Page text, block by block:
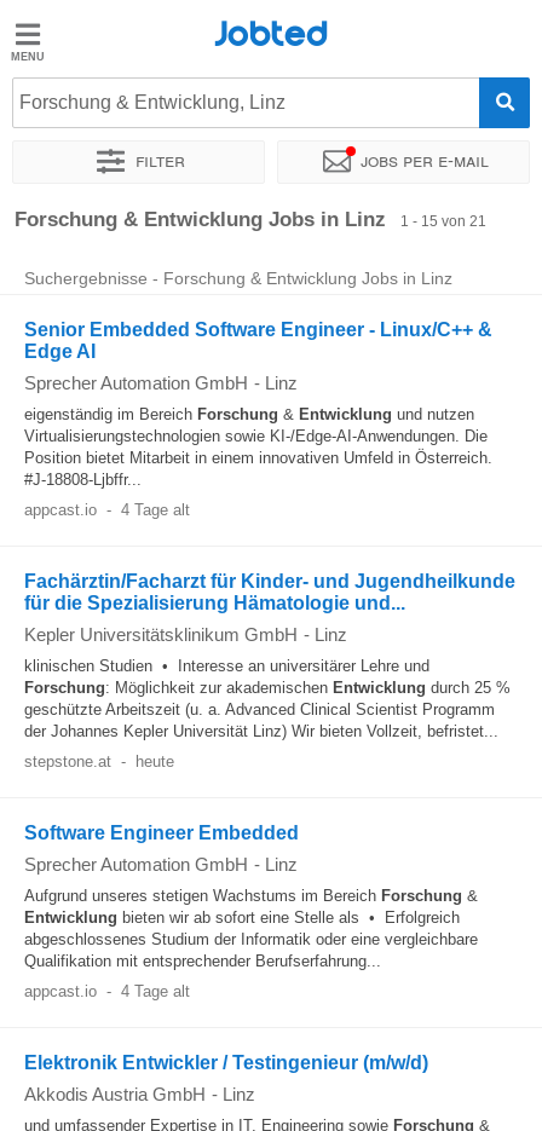
Jobted
Jobs
Jobted
Forschung & Entwicklung, Linz
Filter Jobs per e-mail
Sortieren nach Genauer Standort Unternehmen
Forschung & Entwicklung Jobs in Linz 1 - 15 von 21
Suchergebnisse - Forschung & Entwicklung Jobs in Linz
Senior Embedded Software Engineer - Linux/C++ &
Edge AI
Sprecher Automation GmbH - Linz
eigenständig im Bereich Forschung & Entwicklung und nutzen
Virtualisierungstechnologien sowie KI-/Edge-AI-Anwendungen. Die
Position bietet Mitarbeit in einem innovativen Umfeld in Österreich.
#J-18808-Ljbffr...
appcast.io - 4 Tage alt
Fachärztin/Facharzt für Kinder- und Jugendheilkunde
für die Spezialisierung Hämatologie und...
Kepler Universitätsklinikum GmbH - Linz
klinischen Studien • Interesse an universitärer Lehre und
Forschung: Möglichkeit zur akademischen Entwicklung durch 25 %
geschützte Arbeitszeit (u. a. Advanced Clinical Scientist Programm
der Johannes Kepler Universität Linz) Wir bieten Vollzeit, befristet...
stepstone.at - heute
Software Engineer Embedded
Sprecher Automation GmbH - Linz
Aufgrund unseres stetigen Wachstums im Bereich Forschung &
Entwicklung bieten wir ab sofort eine Stelle als • Erfolgreich
abgeschlossenes Studium der Informatik oder eine vergleichbare
Qualifikation mit entsprechender Berufserfahrung...
appcast.io - 4 Tage alt
Elektronik Entwickler / Testingenieur (m/w/d)
Akkodis Austria GmbH - Linz
und umfassender Expertise in IT, Engineering sowie Forschung &